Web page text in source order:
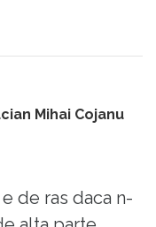
celelalte
dresurile de
alimente
Trosc! cu
Mihai Cojanu
e de ras daca n-